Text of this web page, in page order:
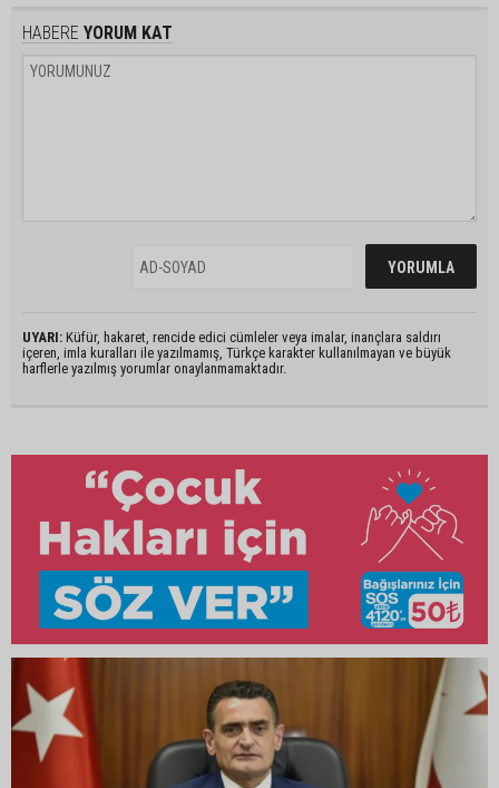
HABERE YORUM KAT
UYARI: Küfür, hakaret, rencide edici cümleler veya imalar, inançlara saldırı
içeren, imla kuralları ile yazılmamış, Türkçe karakter kullanılmayan ve büyük
harflerle yazılmış yorumlar onaylanmamaktadır.